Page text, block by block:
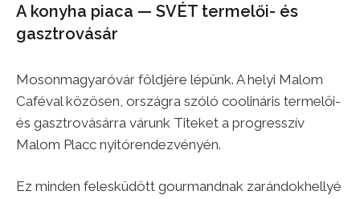
A konyha piaca — SVÉT termelői- és
gasztrovásár
Mosonmagyaróvár földjére lépünk. A helyi Malom
Caféval közösen, országra szóló coolináris termelői-
és gasztrovásárra várunk Titeket a progresszív
Malom Placc nyitórendezvényén.
Ez minden felesküdött gourmandnak zarándokhellyé